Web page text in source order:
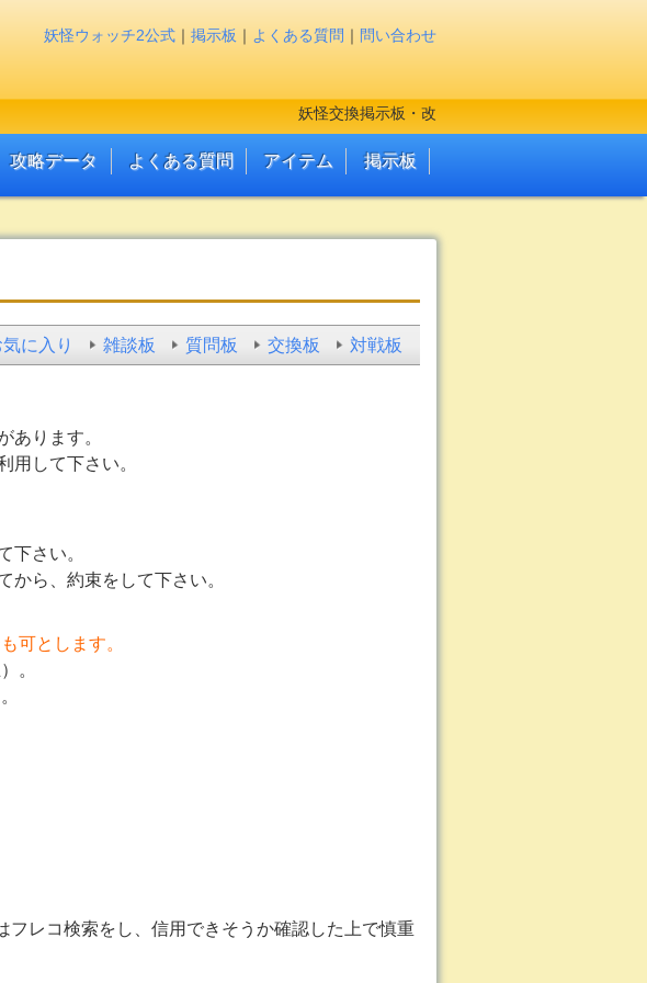
妖怪ウォッチ2公式 ｜ 掲示板 ｜ よくある質問 ｜ 問い合わせ
妖怪交換掲示板・改
攻略データ よくある質問 アイテム 掲示板
気に入り 雑談板 質問板 交換板 対戦板
あります。
用して下さい。
下さい。
ら、約束をして下さい。
可とします。
。
フレコ検索をし、信用できそうか確認した上で慎重